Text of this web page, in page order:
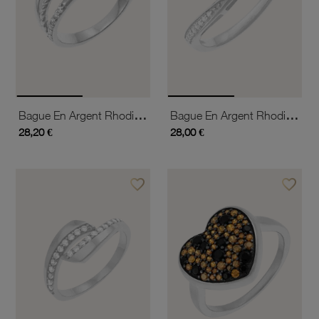
Bague En Argent Rhodié Et Oxydes De Zirconium
28,20 €
Bague En Argent Rhodié Et Oxydes De Zirconium
28,00 €
favorite_borderAjouter à vos favoris favorite_borderAjouter